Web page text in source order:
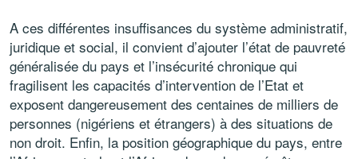
A ces différentes insuffisances du système administratif,
juridique et social, il convient d’ajouter l’état de pauvreté
généralisée du pays et l’insécurité chronique qui
fragilisent les capacités d’intervention de l’Etat et
exposent dangereusement des centaines de milliers de
personnes (nigériens et étrangers) à des situations de
non droit. Enfin, la position géographique du pays, entre